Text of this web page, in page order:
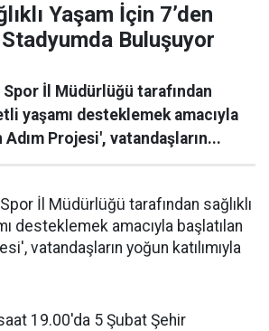
Yaşam İçin 7’den
Buluşuyor
İl Müdürlüğü tarafından
yaşamı desteklemek amacıyla
Adım Projesi', vatandaşların...
İl Müdürlüğü tarafından sağlıklı
desteklemek amacıyla başlatılan
vatandaşların yoğun katılımıyla
19.00'da 5 Şubat Şehir